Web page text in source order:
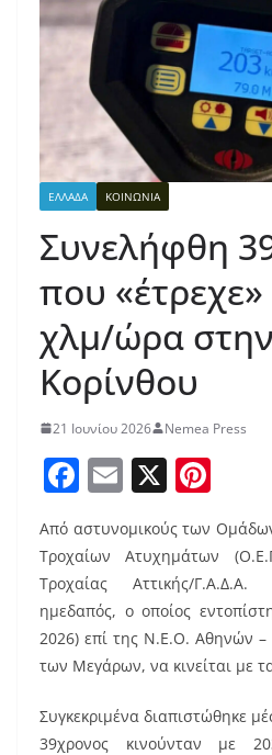
ΕΛΛΑΔΑ ΚΟΙΝΩΝΙΑ
Συνελήφθη
που
χλμ/ώρα
Κορίνθου
21 Ιουνίου 2026 Nemea Press
F
c
e
b
o
o
k
E
ai
X
nt
er
e
st
Από αστυνομικούς των
Τροχαίων Ατυχημάτων
Τροχαίας Αττικής/
ημεδαπός, ο οποίος
2026) επί της Ν.Ε.Ο. Αθηνών –
των Μεγάρων, να κινείται με
Συγκεκριμένα διαπιστώθηκε
39χρονος κινούνταν με